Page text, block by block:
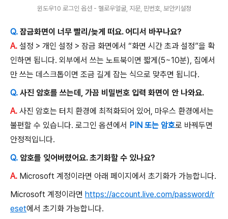
윈도우10 로그인 옵션 - 헬로우얼굴, 지문, 핀번호, 보안키설정
Q. 잠금화면이 너무 빨리/늦게 떠요. 어디서 바꾸나요?
A. 설정 > 개인 설정 > 잠금 화면에서 “화면 시간 초과 설정”을 확
인하면 됩니다. 외부에서 쓰는 노트북이면 짧게(5~10분), 집에서
만 쓰는 데스크톱이면 조금 길게 잡는 식으로 맞추면 됩니다.
Q. 사진 암호를 쓰는데, 가끔 비밀번호 입력 화면이 안 나와요.
A. 사진 암호는 터치 환경에 최적화되어 있어, 마우스 환경에서는
불편할 수 있습니다. 로그인 옵션에서 PIN 또는 암호로 바꿔두면
안정적입니다.
Q. 암호를 잊어버렸어요. 초기화할 수 있나요?
A. Microsoft 계정이라면 아래 페이지에서 초기화가 가능합니다.
Microsoft 계정이라면 https://account.live.com/password/r
eset에서 초기화 가능합니다.